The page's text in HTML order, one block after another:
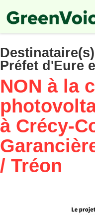
to
main
Préfet d'Eure
NON à la
à Crécy-
/ Tréon